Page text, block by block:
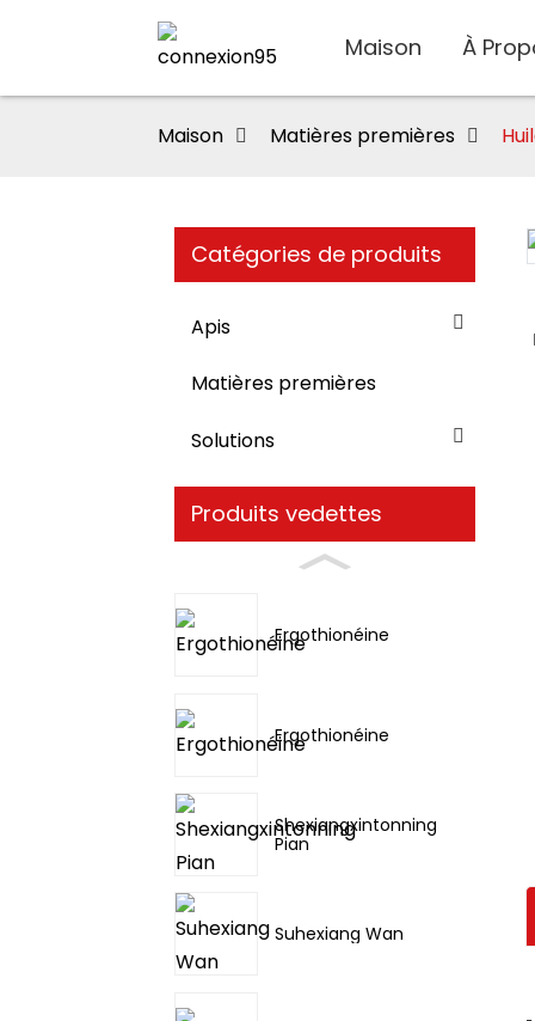
Maison À
Maison Matières premières
Catégories de produits
Apis
Matières premières
Solutions
Produits vedettes
Ergothionéine
Ergothionéine
Shexiangxintonning
Pian
Suhexiang Wan
Loading...
Loading...